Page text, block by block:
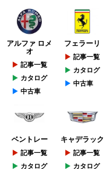
アルファ ロメ
オ
記事一覧
カタログ
中古車
フェラーリ
記事一覧
カタログ
中古車
ベントレー
記事一覧
カタログ
キャデラック
記事一覧
カタログ